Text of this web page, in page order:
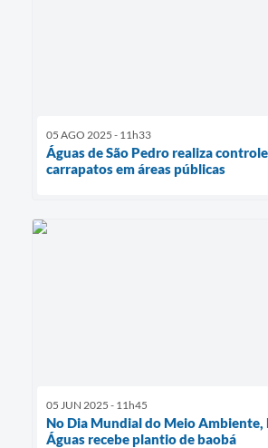
05 AGO 2025 - 11h33
Águas de São Pedro realiza
carrapatos em áreas públicas
05 JUN 2025 - 11h45
No Dia Mundial do Meio Ambiente,
Águas recebe plantio de baobá